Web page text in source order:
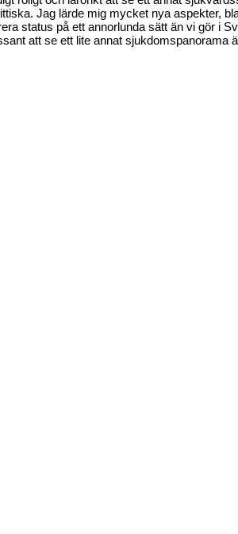
Jag lärde mig mycket nya aspekter,
status på ett annorlunda sätt än vi gör i
att se ett lite annat sjukdomspanorama